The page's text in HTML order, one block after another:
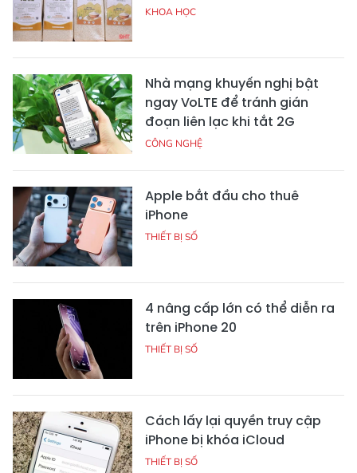
KHOA HỌC
Nhà mạng khuyến nghị bật
ngay VoLTE để tránh gián
đoạn liên lạc khi tắt 2G
CÔNG NGHỆ
Apple bắt đầu cho thuê
iPhone
THIẾT BỊ SỐ
4 nâng cấp lớn có thể diễn ra
trên iPhone 20
THIẾT BỊ SỐ
Cách lấy lại quyền truy cập
iPhone bị khóa iCloud
THIẾT BỊ SỐ